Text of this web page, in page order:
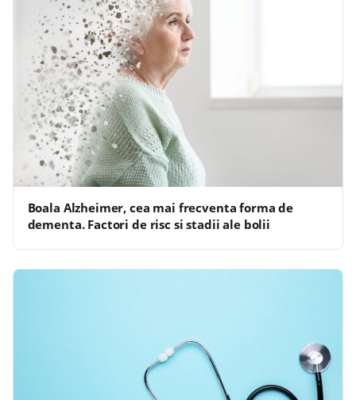
Boala Alzheimer, cea mai frecventa forma de
dementa. Factori de risc si stadii ale bolii